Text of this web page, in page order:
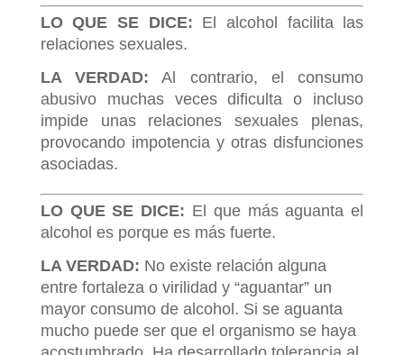
LO QUE SE DICE: El alcohol facilita las
relaciones sexuales.
LA VERDAD: Al contrario, el consumo
abusivo muchas veces dificulta o incluso
impide unas relaciones sexuales plenas,
provocando impotencia y otras disfunciones
asociadas.
LO QUE SE DICE: El que más aguanta el
alcohol es porque es más fuerte.
LA VERDAD: No existe relación alguna
entre fortaleza o virilidad y “aguantar” un
mayor consumo de alcohol. Si se aguanta
mucho puede ser que el organismo se haya